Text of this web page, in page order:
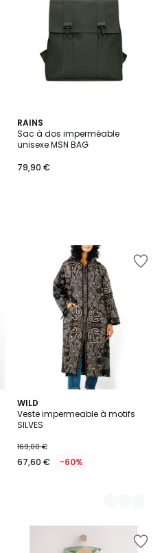
RAINS
Sac à dos imperméable
unisexe MSN BAG
79,90 €
WILD
Veste impermeable à motifs
SILVES
169,00 €
67,60 € -60%
3
Couleurs